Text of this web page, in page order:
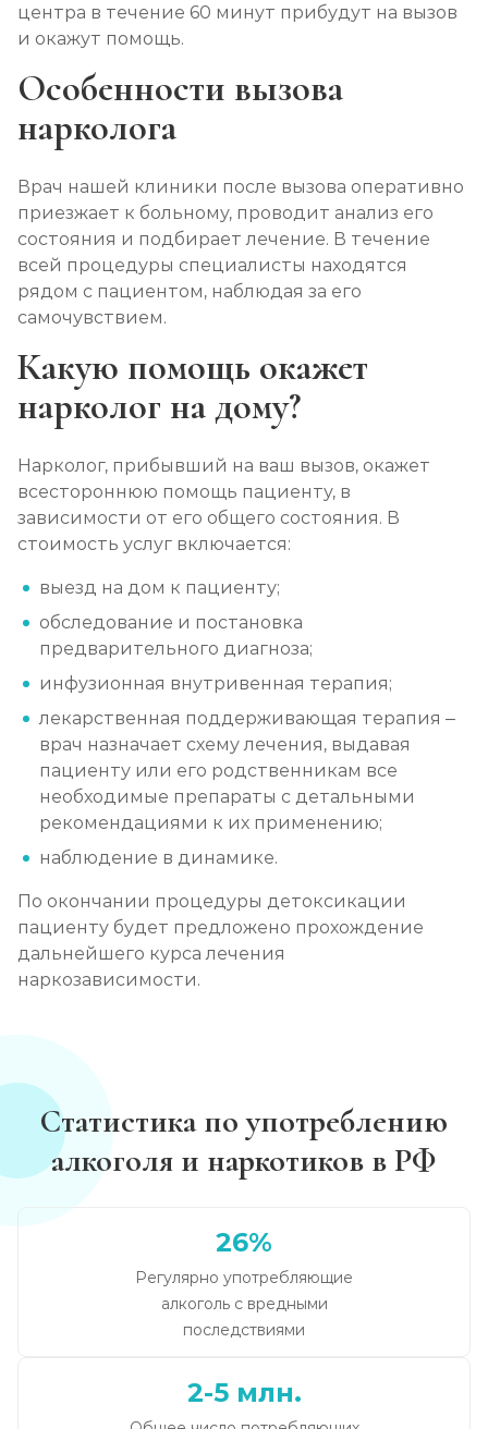
центра в течение 60 минут прибудут на вызов
и окажут помощь.
Особенности вызова
нарколога
Врач нашей клиники после вызова оперативно
приезжает к больному, проводит анализ его
состояния и подбирает лечение. В течение
всей процедуры специалисты находятся
рядом с пациентом, наблюдая за его
самочувствием.
Какую помощь окажет
нарколог на дому?
Нарколог, прибывший на ваш вызов, окажет
всестороннюю помощь пациенту, в
зависимости от его общего состояния. В
стоимость услуг включается:
выезд на дом к пациенту;
обследование и постановка
предварительного диагноза;
инфузионная внутривенная терапия;
лекарственная поддерживающая терапия –
врач назначает схему лечения, выдавая
пациенту или его родственникам все
необходимые препараты с детальными
рекомендациями к их применению;
наблюдение в динамике.
По окончании процедуры детоксикации
пациенту будет предложено прохождение
дальнейшего курса лечения
наркозависимости.
Статистика по употреблению
алкоголя и наркотиков в РФ
26%
Регулярно употребляющие
алкоголь с вредными
последствиями
2-5 млн.